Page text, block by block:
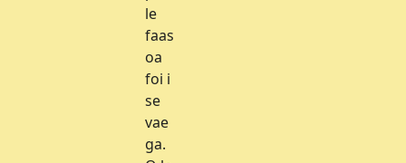
le
faas
oa
foi i
se
vae
ga.